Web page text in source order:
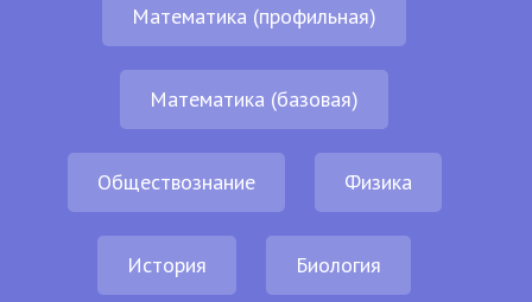
Математика (профильная)
Математика (базовая)
Обществознание Физика
История Биология